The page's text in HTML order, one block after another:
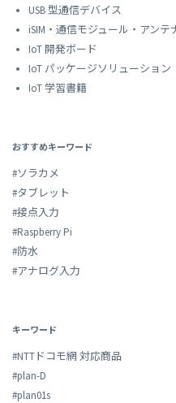
USB 型通信デバイス
iSIM・通信モジュール・アンテ
IoT 開発ボード
IoT パッケージソリューション
IoT 学習書籍
おすすめキーワード
#ソラカメ
#タブレット
#接点入力
#Raspberry Pi
#防水
#アナログ入力
キーワード
#NTTドコモ網 対応商品
#plan-D
#plan01s